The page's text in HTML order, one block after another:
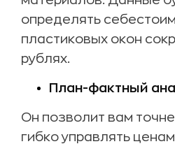
определять
пластиковых окон
рублях.
План-фактный
Он позволит вам
гибко управлять